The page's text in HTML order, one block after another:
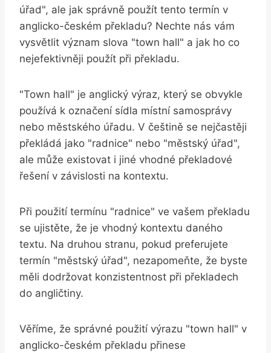
úřad", ale jak správně použít tento termín v
anglicko-českém překladu? Nechte nás vám‌
vysvětlit⁢ význam⁣ slova "town⁣ hall" a jak ho‍ co
nejefektivněji⁤ použít při ‌překladu.
"Town hall" je anglický výraz, který se obvykle
používá ‍k‍ označení sídla​ místní samosprávy
nebo městského úřadu. V češtině ‍se⁤ nejčastěji
‌překládá ⁤jako⁣ "radnice" nebo "městský úřad",
ale může existovat i jiné vhodné překladové
‌řešení v‌ závislosti na kontextu.
Při použití termínu "radnice" ve ⁤vašem překladu
se⁣ ujistěte,‌ že je vhodný kontextu daného
textu. Na ⁣druhou stranu, pokud preferujete
termín⁤ "městský‌ úřad", nezapomeňte,⁣ že‌ byste⁣
měli dodržovat konzistentnost⁢ při překladech
do angličtiny.
Věříme, že ‌správné ⁤použití ⁢výrazu "town hall" ‍v
anglicko-českém překladu přinese